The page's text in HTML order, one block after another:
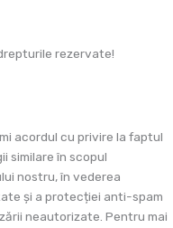
rezervate!
acordul cu privire la faptul
similare în scopul
nostru, în vederea
și a protecției anti-spam
neautorizate. Pentru mai